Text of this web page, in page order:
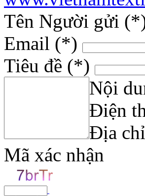
Tên Người gửi
Email (*)
Tiêu đề (*)
Nội
Điện
Địa chỉ
Mã xác nhận